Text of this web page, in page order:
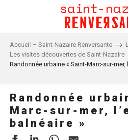
principal
Accueil – Saint-Nazaire Renversante
Les visites découvertes de Saint-Nazaire
Randonnée urbaine « Saint-Marc-sur-mer,
Randonnée
Marc-sur-mer,
balnéaire »